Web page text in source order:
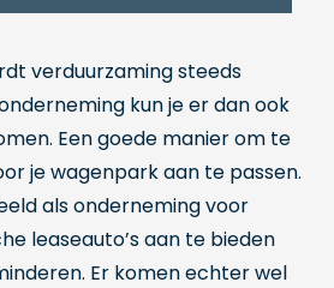
verduurzaming steeds
kun je er dan ook
Een goede manier om te
je wagenpark aan te passen.
als onderneming voor
leaseauto’s aan te bieden
Er komen echter wel